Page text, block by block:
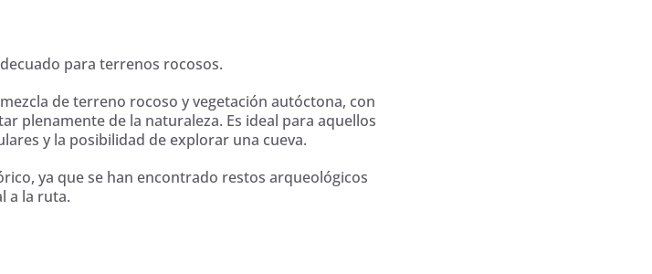
para terrenos rocosos.
de terreno rocoso y vegetación autóctona, con
plenamente de la naturaleza. Es ideal para aquellos
y la posibilidad de explorar una cueva.
ya que se han encontrado restos arqueológicos
a la ruta.